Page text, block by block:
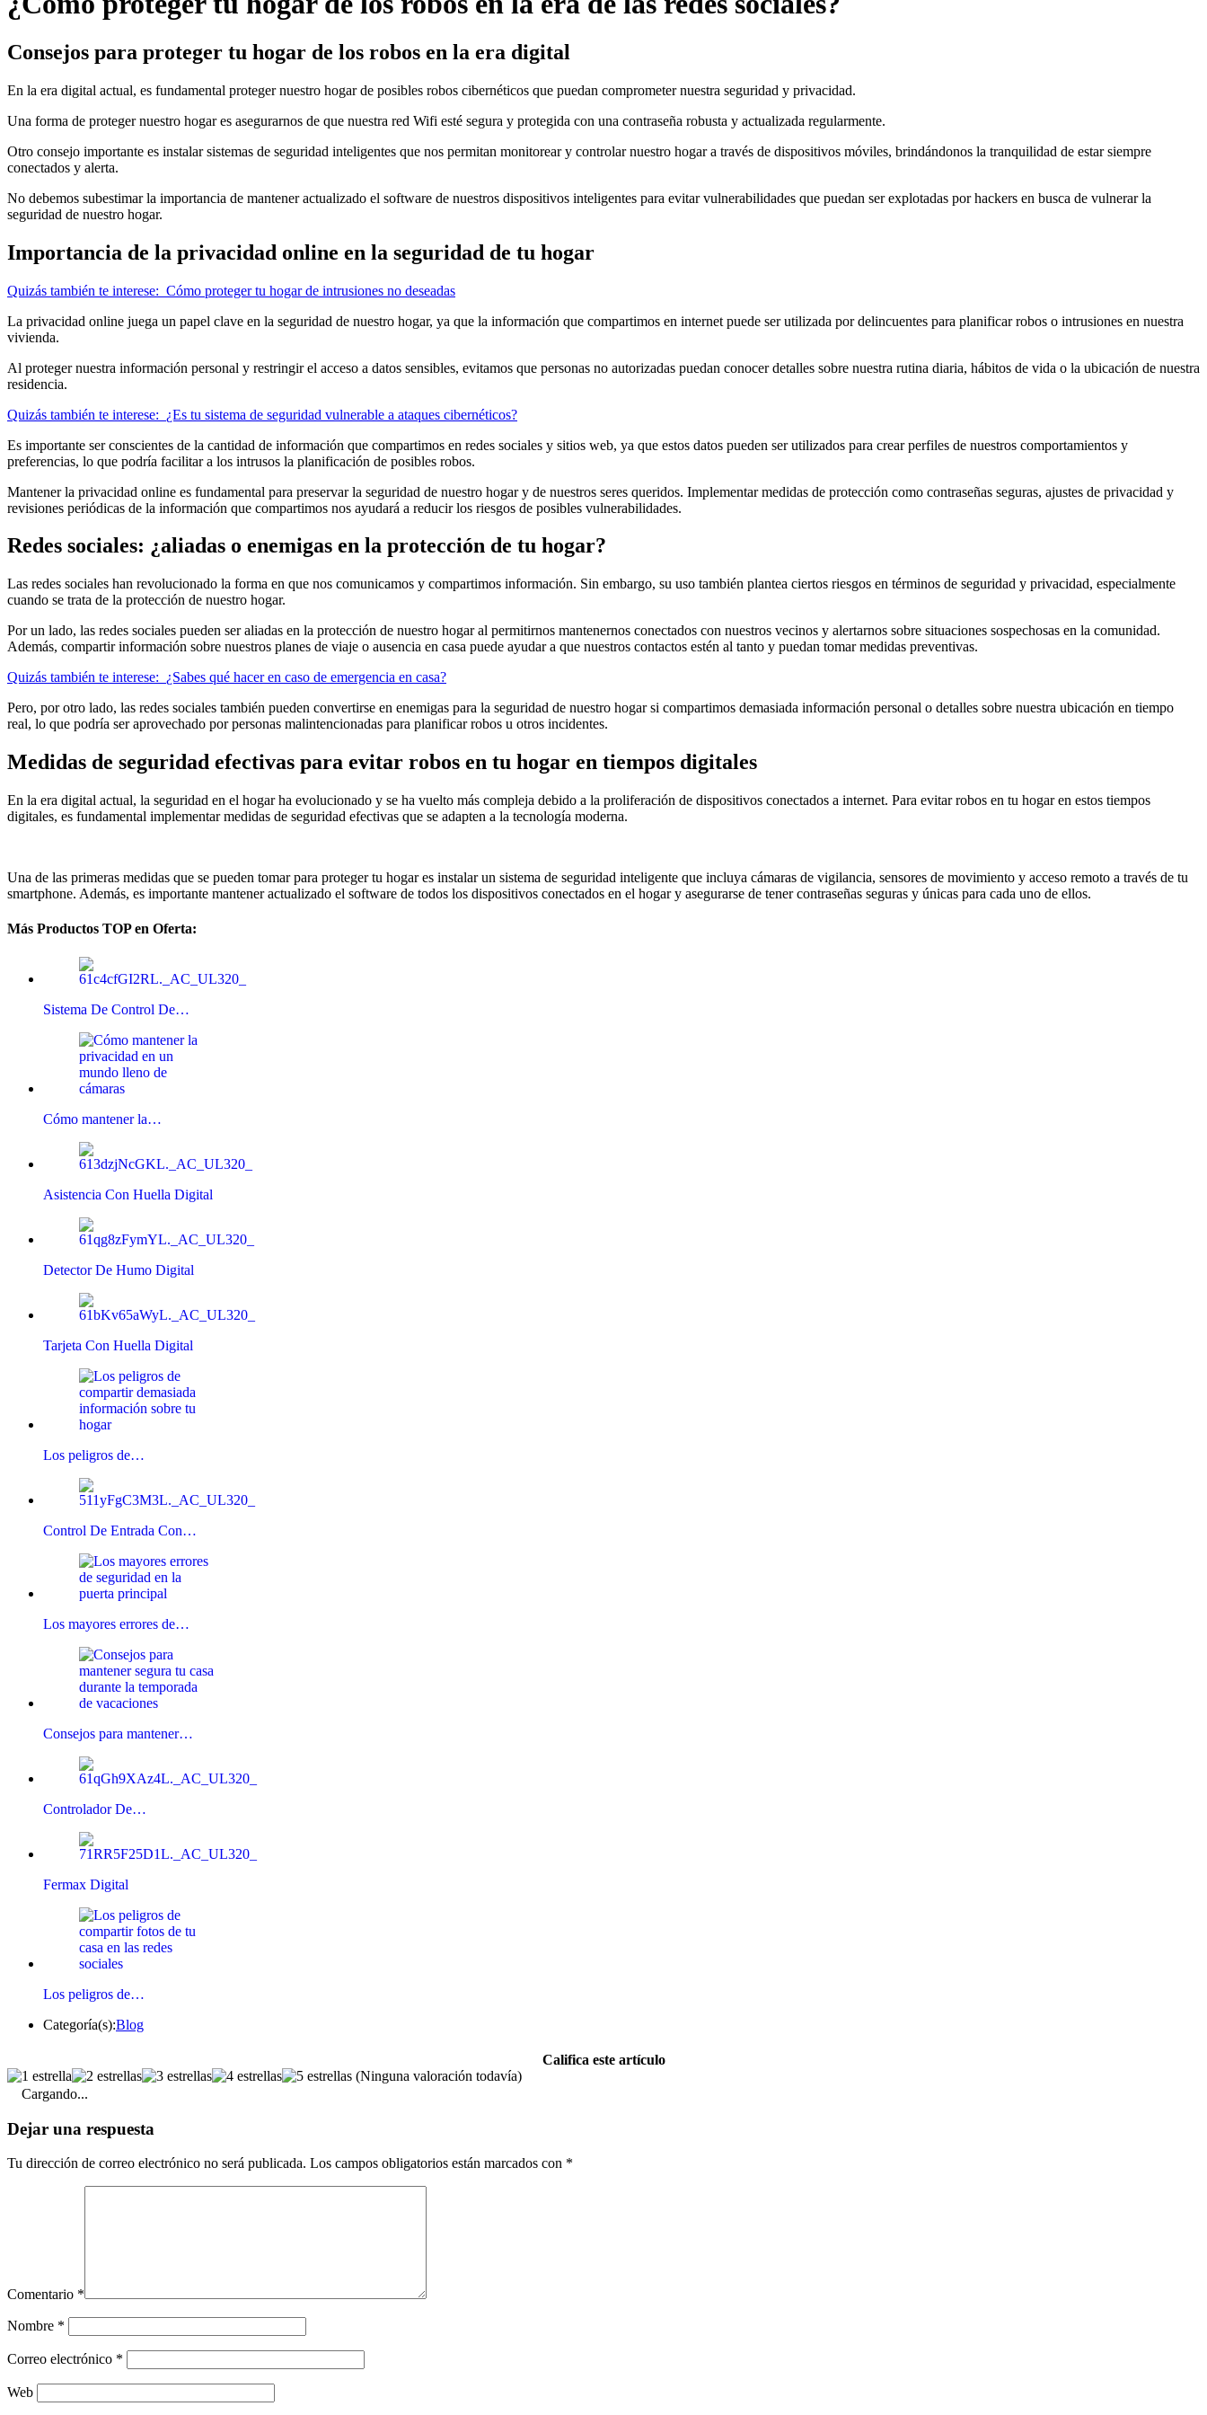
Consejos para proteger tu hogar de los robos en la era digital
En la era digital actual, es fundamental proteger nuestro hogar de posibles robos cibernéticos que puedan comprometer nuestra seguridad y privacidad.
Una forma de proteger nuestro hogar es asegurarnos de que nuestra red Wifi esté segura y protegida con una contraseña robusta y actualizada regularmente.
Otro consejo importante es instalar sistemas de seguridad inteligentes que nos permitan monitorear y controlar nuestro hogar a través de dispositivos móviles, brindándonos la tranquilidad de estar siempre
conectados y alerta.
No debemos subestimar la importancia de mantener actualizado el software de nuestros dispositivos inteligentes para evitar vulnerabilidades que puedan ser explotadas por hackers en busca de vulnerar la
seguridad de nuestro hogar.
Importancia de la privacidad online en la seguridad de tu hogar
Quizás también te interese: Cómo proteger tu hogar de intrusiones no deseadas
La privacidad online juega un papel clave en la seguridad de nuestro hogar, ya que la información que compartimos en internet puede ser utilizada por delincuentes para planificar robos o intrusiones en nuestra
vivienda.
Al proteger nuestra información personal y restringir el acceso a datos sensibles, evitamos que personas no autorizadas puedan conocer detalles sobre nuestra rutina diaria, hábitos de vida o la ubicación de nuestra
residencia.
Quizás también te interese: ¿Es tu sistema de seguridad vulnerable a ataques cibernéticos?
Es importante ser conscientes de la cantidad de información que compartimos en redes sociales y sitios web, ya que estos datos pueden ser utilizados para crear perfiles de nuestros comportamientos y
preferencias, lo que podría facilitar a los intrusos la planificación de posibles robos.
Mantener la privacidad online es fundamental para preservar la seguridad de nuestro hogar y de nuestros seres queridos. Implementar medidas de protección como contraseñas seguras, ajustes de privacidad y
revisiones periódicas de la información que compartimos nos ayudará a reducir los riesgos de posibles vulnerabilidades.
Redes sociales: ¿aliadas o enemigas en la protección de tu hogar?
Las redes sociales han revolucionado la forma en que nos comunicamos y compartimos información. Sin embargo, su uso también plantea ciertos riesgos en términos de seguridad y privacidad, especialmente
cuando se trata de la protección de nuestro hogar.
Por un lado, las redes sociales pueden ser aliadas en la protección de nuestro hogar al permitirnos mantenernos conectados con nuestros vecinos y alertarnos sobre situaciones sospechosas en la comunidad.
Además, compartir información sobre nuestros planes de viaje o ausencia en casa puede ayudar a que nuestros contactos estén al tanto y puedan tomar medidas preventivas.
Quizás también te interese: ¿Sabes qué hacer en caso de emergencia en casa?
Pero, por otro lado, las redes sociales también pueden convertirse en enemigas para la seguridad de nuestro hogar si compartimos demasiada información personal o detalles sobre nuestra ubicación en tiempo
real, lo que podría ser aprovechado por personas malintencionadas para planificar robos u otros incidentes.
Medidas de seguridad efectivas para evitar robos en tu hogar en tiempos digitales
En la era digital actual, la seguridad en el hogar ha evolucionado y se ha vuelto más compleja debido a la proliferación de dispositivos conectados a internet. Para evitar robos en tu hogar en estos tiempos
digitales, es fundamental implementar medidas de seguridad efectivas que se adapten a la tecnología moderna.
Una de las primeras medidas que se pueden tomar para proteger tu hogar es instalar un sistema de seguridad inteligente que incluya cámaras de vigilancia, sensores de movimiento y acceso remoto a través de tu
smartphone. Además, es importante mantener actualizado el software de todos los dispositivos conectados en el hogar y asegurarse de tener contraseñas seguras y únicas para cada uno de ellos.
Más Productos TOP en Oferta:
Sistema De Control De…
Cómo mantener la…
Asistencia Con Huella Digital
Detector De Humo Digital
Tarjeta Con Huella Digital
Los peligros de…
Control De Entrada Con…
Los mayores errores de…
Consejos para mantener…
Controlador De…
Fermax Digital
Los peligros de…
Categoría(s):Blog
Califica este artículo
(Ninguna valoración todavía)
Cargando...
Dejar una respuesta
Tu dirección de correo electrónico no será publicada. Los campos obligatorios están marcados con *
Comentario *
Nombre *
Correo electrónico *
Web